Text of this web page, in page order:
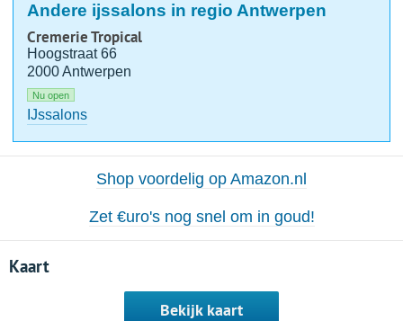
Andere ijssalons in regio Antwerpen
Cremerie Tropical
Hoogstraat 66
2000 Antwerpen
Nu open
IJssalons
Shop voordelig op Amazon.nl
Zet €uro's nog snel om in goud!
Kaart
Bekijk kaart